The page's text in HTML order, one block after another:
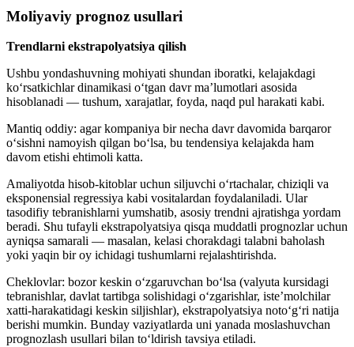
Moliyaviy prognoz usullari
Trendlarni ekstrapolyatsiya qilish
Ushbu yondashuvning mohiyati shundan iboratki, kelajakdagi
ko‘rsatkichlar dinamikasi o‘tgan davr ma’lumotlari asosida
hisoblanadi — tushum, xarajatlar, foyda, naqd pul harakati kabi.
Mantiq oddiy: agar kompaniya bir necha davr davomida barqaror
o‘sishni namoyish qilgan bo‘lsa, bu tendensiya kelajakda ham
davom etishi ehtimoli katta.
Amaliyotda hisob-kitoblar uchun siljuvchi o‘rtachalar, chiziqli va
eksponensial regressiya kabi vositalardan foydalaniladi. Ular
tasodifiy tebranishlarni yumshatib, asosiy trendni ajratishga yordam
beradi. Shu tufayli ekstrapolyatsiya qisqa muddatli prognozlar uchun
ayniqsa samarali — masalan, kelasi chorakdagi talabni baholash
yoki yaqin bir oy ichidagi tushumlarni rejalashtirishda.
Cheklovlar: bozor keskin o‘zgaruvchan bo‘lsa (valyuta kursidagi
tebranishlar, davlat tartibga solishidagi o‘zgarishlar, iste’molchilar
xatti-harakatidagi keskin siljishlar), ekstrapolyatsiya noto‘g‘ri natija
berishi mumkin. Bunday vaziyatlarda uni yanada moslashuvchan
prognozlash usullari bilan to‘ldirish tavsiya etiladi.